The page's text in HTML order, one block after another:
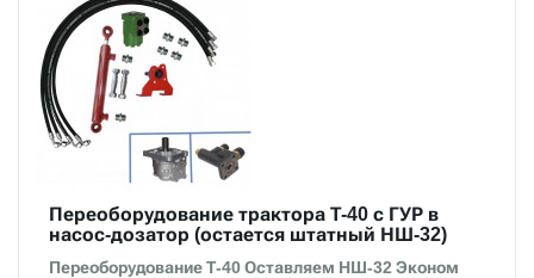
Переоборудование трактора Т-40 с ГУР в
насос-дозатор (остается штатный НШ-32)
Переоборудование Т-40 Оставляем НШ-32 Эконом